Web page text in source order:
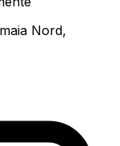
Nord,